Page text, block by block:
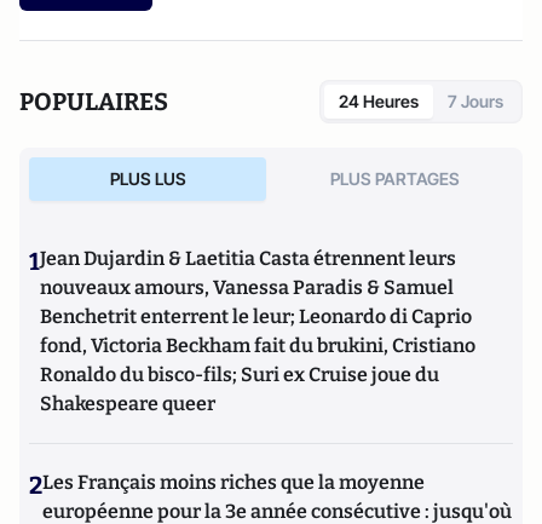
POPULAIRES 24 Heures 7 Jours
PLUS LUS PLUS PARTAGES
1Jean Dujardin & Laetitia Casta étrennent leurs
nouveaux amours, Vanessa Paradis & Samuel
Benchetrit enterrent le leur; Leonardo di Caprio
fond, Victoria Beckham fait du brukini, Cristiano
Ronaldo du bisco-fils; Suri ex Cruise joue du
Shakespeare queer
2Les Français moins riches que la moyenne
européenne pour la 3e année consécutive : jusqu'où